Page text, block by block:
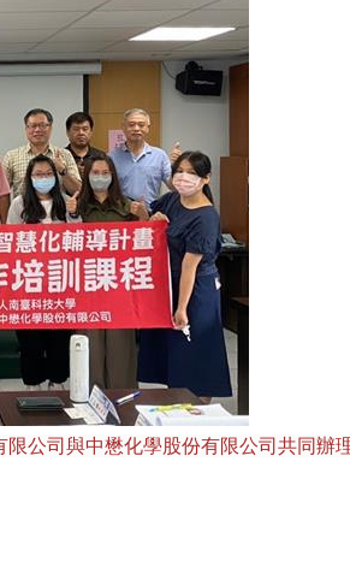
公司與中懋化學股份有限公司共同辦